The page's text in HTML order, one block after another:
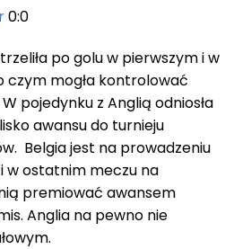
0:0
po golu w pierwszym i w
czym mogła kontrolować
pojedynku z Anglią odniosła
awansu do turnieju
Belgia jest na prowadzeniu
w ostatnim meczu na
premiować awansem
Anglia na pewno nie